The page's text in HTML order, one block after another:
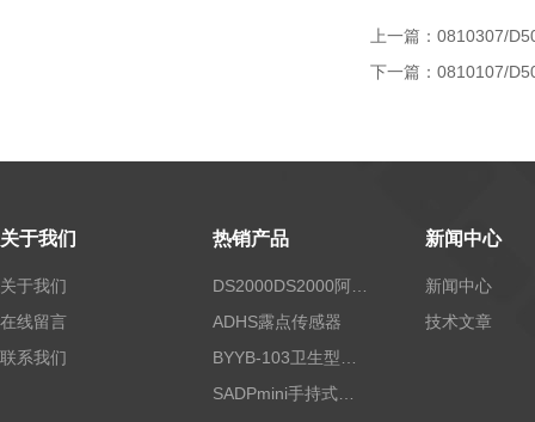
上一篇： 0810307/
下一篇： 0810107/
关于我们
关于我们
在线留言
联系我们
热销产品
ADHS露点传感器
新闻中心
新闻中心
技术文章